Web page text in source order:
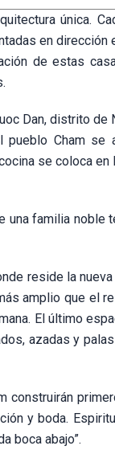
única.
en dirección
de estas
Dan, distrito de
pueblo Cham se
se coloca en
una familia noble
reside la
amplio que el
El último
azadas y
construirán
y boda.
boca abajo”.